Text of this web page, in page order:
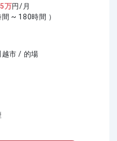
万円/月
間 ~ 180時間 ）
越市 / 的場